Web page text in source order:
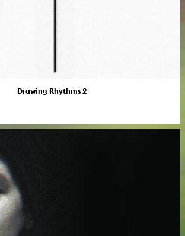
Drawing Rhythms 2